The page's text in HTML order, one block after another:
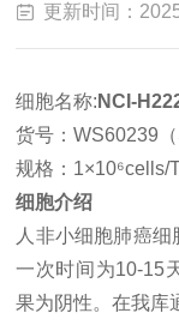
更新时间：
细胞名称: NCI-
货号：WS60239 （
规格： 1×10⁶cells/
细胞介绍
人非小细胞肺癌
一次时间为10-15
果为阴性。在我库